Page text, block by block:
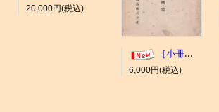
20,000円(税込)
［小冊子］大井競馬場 概要
6,000円(税込)